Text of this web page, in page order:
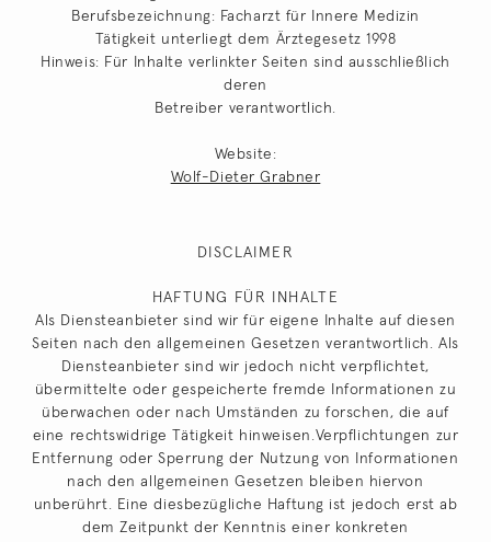
Berufsbezeichnung: Facharzt für Innere Medizin
Tätigkeit unterliegt dem Ärztegesetz 1998
Hinweis: Für Inhalte verlinkter Seiten sind ausschließlich
deren
Betreiber verantwortlich.
Website:
Wolf-Dieter Grabner
DISCLAIMER
HAFTUNG FÜR INHALTE
Als Diensteanbieter sind wir für eigene Inhalte auf diesen
Seiten nach den allgemeinen Gesetzen verantwortlich. Als
Diensteanbieter sind wir jedoch nicht verpflichtet,
übermittelte oder gespeicherte fremde Informationen zu
überwachen oder nach Umständen zu forschen, die auf
eine rechtswidrige Tätigkeit hinweisen.Verpflichtungen zur
Entfernung oder Sperrung der Nutzung von Informationen
nach den allgemeinen Gesetzen bleiben hiervon
unberührt. Eine diesbezügliche Haftung ist jedoch erst ab
dem Zeitpunkt der Kenntnis einer konkreten